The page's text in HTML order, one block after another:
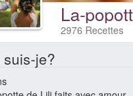
2976 Recettes
suis-je?